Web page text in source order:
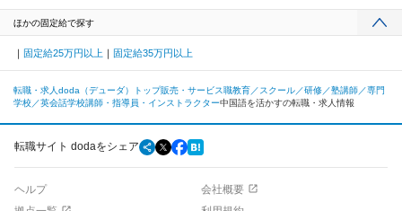
ほかの固定給で探す
固定給25万円以上 固定給35万円以上
転職・求人doda（デューダ）トップ販売・サービス職教育／スクール／研修／塾講師／専門
学校／英会話学校講師・指導員・インストラクター中国語を活かすの転職・求人情報
転職サイト dodaをシェア
ヘルプ
会社概要